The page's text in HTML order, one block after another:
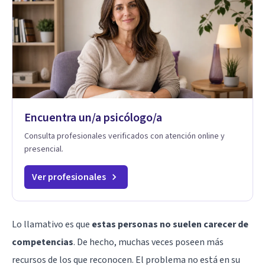
Encuentra un/a psicólogo/a
Consulta profesionales verificados con atención online y
presencial.
Ver profesionales
Lo llamativo es que estas personas no suelen carecer de
competencias. De hecho, muchas veces poseen más
recursos de los que reconocen. El problema no está en su